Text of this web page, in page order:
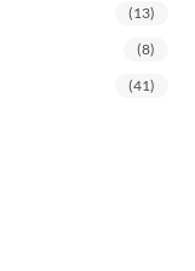
(13)
(8)
(41)